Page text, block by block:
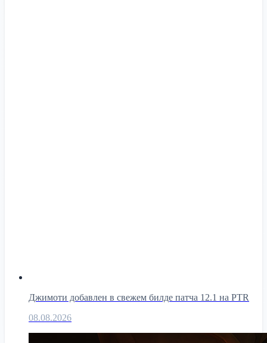
Джимоти добавлен в свежем билде патча 12.1 на PTR
08.08.2026